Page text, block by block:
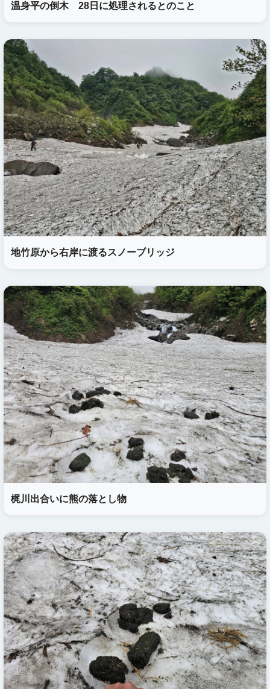
温身平の倒木 28日に処理されるとのこと
地竹原から右岸に渡るスノーブリッジ
梶川出合いに熊の落とし物